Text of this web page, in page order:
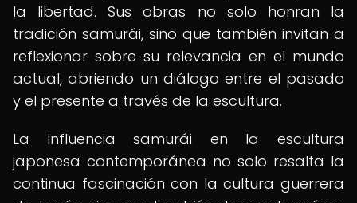
la libertad. Sus obras no solo honran la
tradición samurái, sino que también invitan a
reflexionar sobre su relevancia en el mundo
actual, abriendo un diálogo entre el pasado
y el presente a través de la escultura.
La influencia samurái en la escultura
japonesa contemporánea no solo resalta la
continua fascinación con la cultura guerrera